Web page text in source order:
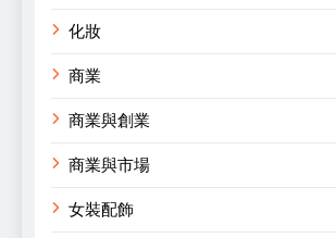
化妝
商業
商業與創業
商業與市場
女裝配飾